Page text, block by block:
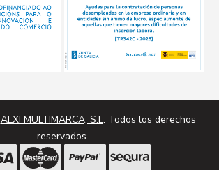
ALXI MULTIMARCA, S.L. Todos los derechos
reservados.